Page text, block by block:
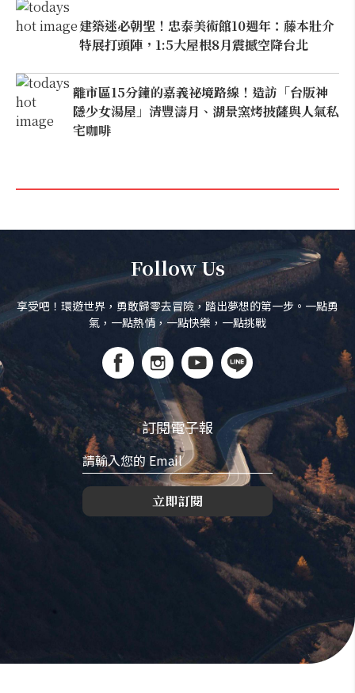
建築迷必朝聖！忠泰美術館10週年：藤本壯介
特展打頭陣，1:5大屋根8月震撼空降台北
離市區15分鐘的嘉義祕境路線！造訪「台版神
隱少女湯屋」清豐濤月、湖景窯烤披薩與人氣私
宅咖啡
Follow Us
享受吧！環遊世界，勇敢歸零去冒險，踏出夢想的第一步。一點勇
氣，一點熱情，一點快樂，一點挑戰
訂閱電子報
立即訂閱